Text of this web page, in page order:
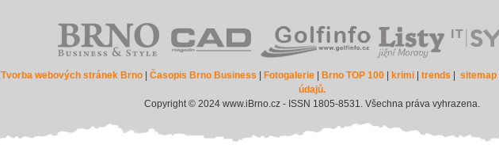
Tvorba webových stránek Brno| Časopis Brno Business Fotogalerie| Brno TOP 100| krimi| trends sitemap|
údajů.
Copyright © 2024 www.iBrno.cz - ISSN 1805-8531. Všechna práva vyhrazena.